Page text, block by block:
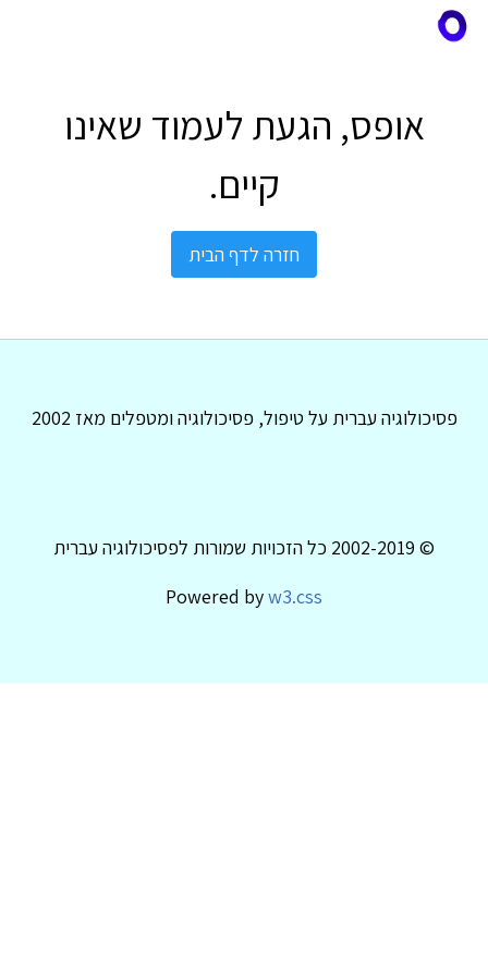
אופס, הגעת לעמוד שאינו
קיים.
חזרה לדף הבית
פסיכולוגיה עברית על טיפול, פסיכולוגיה ומטפלים מאז 2002
© 2002-2019 כל הזכויות שמורות לפסיכולוגיה עברית
Powered byw3.css